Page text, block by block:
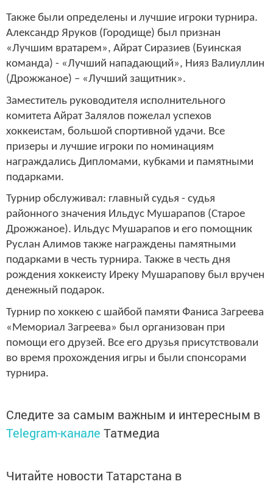
Также были определены и лучшие игроки турнира.
Александр Яруков (Городище) был признан
«Лучшим вратарем», Айрат Сиразиев (Буинская
команда) - «Лучший нападающий», Нияз Валиуллин
(Дрожжаное) – «Лучший защитник».
Заместитель руководителя исполнительного
комитета Айрат Залялов пожелал успехов
хоккеистам, большой спортивной удачи. Все
призеры и лучшие игроки по номинациям
награждались Дипломами, кубками и памятными
подарками.
Турнир обслуживал: главный судья - судья
районного значения Ильдус Мушарапов (Старое
Дрожжаное). Ильдус Мушарапов и его помощник
Руслан Алимов также награждены памятными
подарками в честь турнира. Также в честь дня
рождения хоккеисту Иреку Мушарапову был вручен
денежный подарок.
Турнир по хоккею с шайбой памяти Фаниса Загреева
«Мемориал Загреева» был организован при
помощи его друзей. Все его друзья присутствовали
во время прохождения игры и были спонсорами
турнира.
Следите за самым важным и интересным в
Telegram-канале Татмедиа
Читайте новости Татарстана в